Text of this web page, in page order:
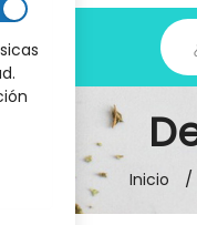
Inicio